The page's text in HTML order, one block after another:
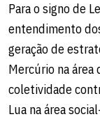
Para o signo de
entendimento
geração de
Mercúrio na área
coletividade
Lua na área